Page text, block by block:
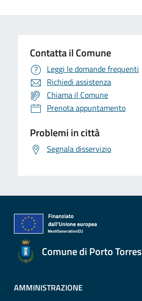
Contatta il Comune
Leggi le domande frequenti
Richiedi assistenza
Chiama il Comune
Prenota appuntamento
Problemi in città
Segnala disservizio
Comune di Porto Torres
AMMINISTRAZIONE